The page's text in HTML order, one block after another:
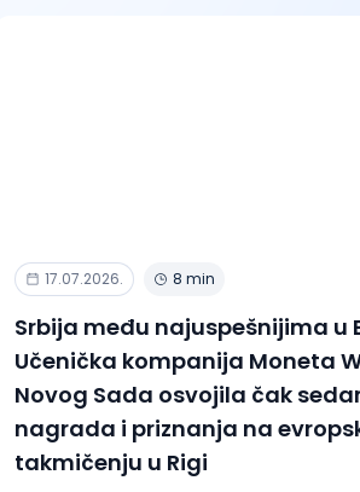
17.07.2026. 8 min
Srbija među najuspešnijima u
Učenička kompanija Moneta
Novog Sada osvojila čak
nagrada i priznanja na
takmičenju u Rigi